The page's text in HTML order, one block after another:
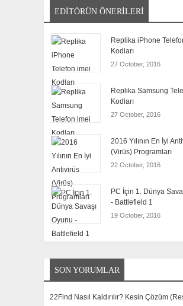
EDITÖRÜN ÖNERILERI
Replika iPhone
Kodları
27 October, 2016
Replika Samsung
Kodları
27 October, 2016
2016 Yılının En İyi
(Virüs) Programları
22 October, 2016
PC İçin 1. Dünya
- Battlefield 1
19 October, 2016
SON YORUMLAR
22Find Nasıl Kaldırılır? Kesin Çözüm